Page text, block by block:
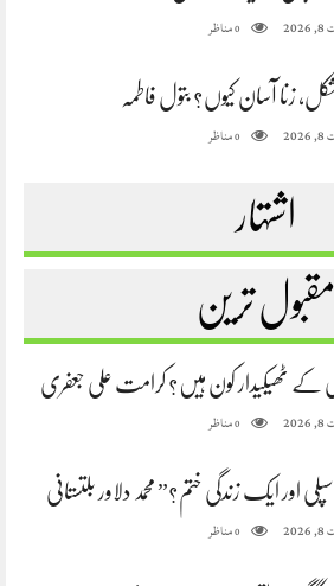
0مناظر
زنا آسان کیوں؟ بتول فاطمہ
0مناظر
اشتہار
مقبول ترین
کے ٹھیکیدار کون ہیں؟ کرامت علی جعفری
0مناظر
اور ایک زندگی ختم؟” محمد دلاور بلتستانی
0مناظر